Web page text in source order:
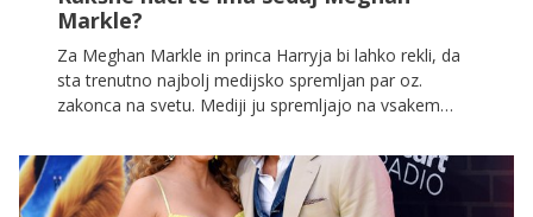
Markle?
Za Meghan Markle in princa Harryja bi lahko rekli, da
sta trenutno najbolj medijsko spremljan par oz.
zakonca na svetu. Mediji ju spremljajo na vsakem
svojimi dejanji oz. odločitvami (ne)hote še dodatno
prilivata olja na ogenj. Za Meghan Markle je bil to na
nek način prava preobrazba iz (srednje) znane TV